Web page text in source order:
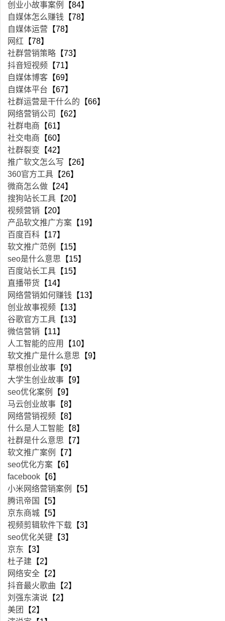
创业小故事案例
【84】
自媒体怎么赚钱 【78】
自媒体运营 【78】
网红 【78】
社群营销策略 【73】
抖音短视频 【71】
自媒体博客 【69】
自媒体平台 【67】
社群运营是干什么的 【66】
网络营销公司
【62】
社群电商 【61】
社交电商 【60】
社群裂变 【42】
推广软文怎么写 【26】
360官方工具 【26】
微商怎么做 【24】
搜狗站长工具 【20】
视频营销 【20】
产品软文推广方案 【19】
百度百科 【17】
软文推广范例
【15】
seo是什么意思 【15】
百度站长工具 【15】
直播带货 【14】
网络营销如何赚钱 【13】
创业故事视频 【13】
谷歌官方工具 【13】
微信营销 【11】
人工智能的应用
【10】
软文推广是什么意思 【9】
草根创业故事 【9】
大学生创业故事 【9】
seo优化案例
【9】
马云创业故事 【8】
网络营销视频 【8】
什么是人工智能 【8】
社群是什么意思 【7】
软文推广案例
【7】
seo优化方案 【6】
facebook 【6】
小米网络营销案例
【5】
腾讯帝国
【5】
京东商城 【5】
视频剪辑软件下载 【3】
seo优化关键 【3】
京东 【3】
杜子建 【2】
网络安全 【2】
抖音最火歌曲 【2】
刘强东演说 【2】
美团
【2】